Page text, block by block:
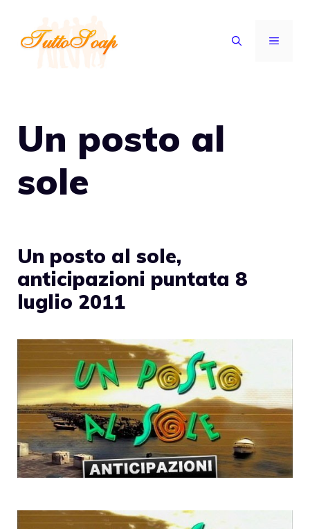
contenuto
MENU
Un posto al
sole
Un posto al sole,
anticipazioni puntata 8
luglio 2011